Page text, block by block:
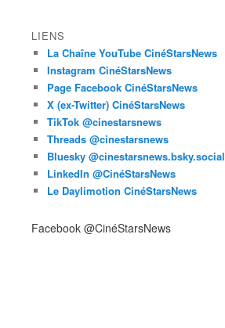
LIENS
La Chaîne YouTube CinéStarsNews
Instagram CinéStarsNews
Page Facebook CinéStarsNews
X (ex-Twitter) CinéStarsNews
TikTok @cinestarsnews
Threads @cinestarsnews
Bluesky @cinestarsnews.bsky.social‬
LinkedIn @CinéStarsNews
Le Daylimotion CinéStarsNews
Facebook @CinéStarsNews